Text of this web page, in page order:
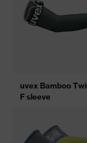
uvex Bamboo
F sleeve